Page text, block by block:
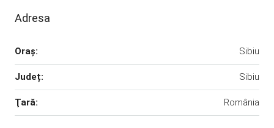
Adresa
Oraş: Sibiu
Județ: Sibiu
Ţară: România